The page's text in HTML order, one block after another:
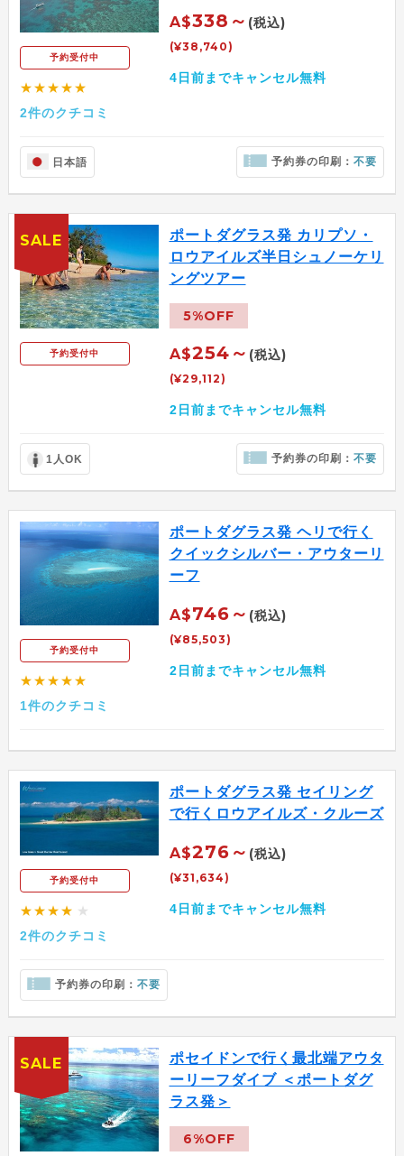
予約受付中
★★★★★
2件のクチコミ
A$338～ (税込)
(¥38,740)
4日前までキャンセル無料
日本語 予約券の印刷：不要
予約受付中
ポートダグラス発 カリプソ・
ロウアイルズ半日シュノーケリ
ングツアー
5%OFF
A$254～ (税込)
(¥29,112)
2日前までキャンセル無料
1人OK 予約券の印刷：不要
SALE
予約受付中
★★★★★
1件のクチコミ
ポートダグラス発 ヘリで行く
クイックシルバー・アウターリ
ーフ
A$746～ (税込)
(¥85,503)
2日前までキャンセル無料
予約受付中
★★★★ ★
2件のクチコミ
ポートダグラス発 セイリング
で行くロウアイルズ・クルーズ
A$276～ (税込)
(¥31,634)
4日前までキャンセル無料
予約券の印刷： 不要
ポセイドンで行く最北端アウタ
ーリーフダイブ ＜ポートダグ
ラス発＞
6%OFF
SALE